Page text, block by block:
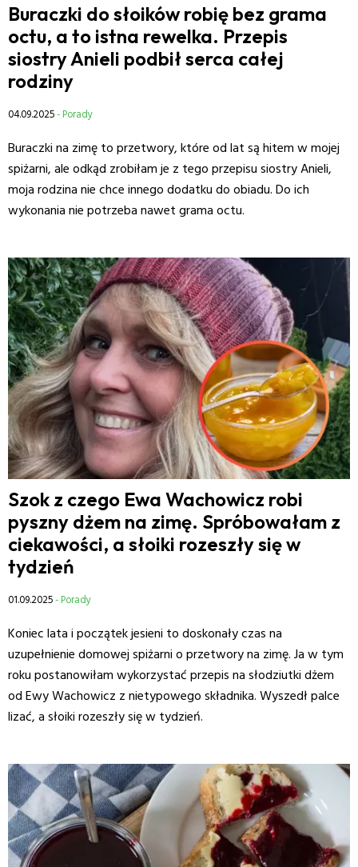
Buraczki do słoików robię bez grama
octu, a to istna rewelka. Przepis
siostry Anieli podbił serca całej
rodziny
04.09.2025- Porady
Buraczki na zimę to przetwory, które od lat są hitem w mojej
spiżarni, ale odkąd zrobiłam je z tego przepisu siostry Anieli,
moja rodzina nie chce innego dodatku do obiadu. Do ich
wykonania nie potrzeba nawet grama octu.
Szok z czego Ewa Wachowicz robi
pyszny dżem na zimę. Spróbowałam z
ciekawości, a słoiki rozeszły się w
tydzień
01.09.2025- Porady
Koniec lata i początek jesieni to doskonały czas na
uzupełnienie domowej spiżarni o przetwory na zimę. Ja w tym
roku postanowiłam wykorzystać przepis na słodziutki dżem
od Ewy Wachowicz z nietypowego składnika. Wyszedł palce
lizać, a słoiki rozeszły się w tydzień.